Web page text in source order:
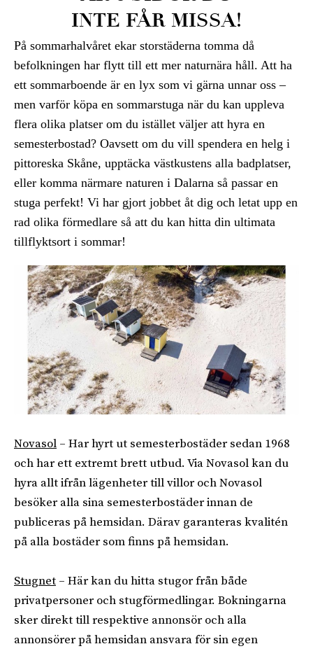
INTE FÅR MISSA!
På sommarhalvåret ekar storstäderna tomma då
befolkningen har flytt till ett mer naturnära håll. Att ha
ett sommarboende är en lyx som vi gärna unnar oss –
men varför köpa en sommarstuga när du kan uppleva
flera olika platser om du istället väljer att hyra en
semesterbostad? Oavsett om du vill spendera en helg i
pittoreska Skåne, upptäcka västkustens alla badplatser,
eller komma närmare naturen i Dalarna så passar en
stuga perfekt! Vi har gjort jobbet åt dig och letat upp en
rad olika förmedlare så att du kan hitta din ultimata
tillflyktsort i sommar!
Novasol – Har hyrt ut semesterbostäder sedan 1968
och har ett extremt brett utbud. Via Novasol kan du
hyra allt ifrån lägenheter till villor och Novasol
besöker alla sina semesterbostäder innan de
publiceras på hemsidan. Därav garanteras kvalitén
på alla bostäder som finns på hemsidan.
Stugnet – Här kan du hitta stugor från både
privatpersoner och stugförmedlingar. Bokningarna
sker direkt till respektive annonsör och alla
annonsörer på hemsidan ansvara för sin egen